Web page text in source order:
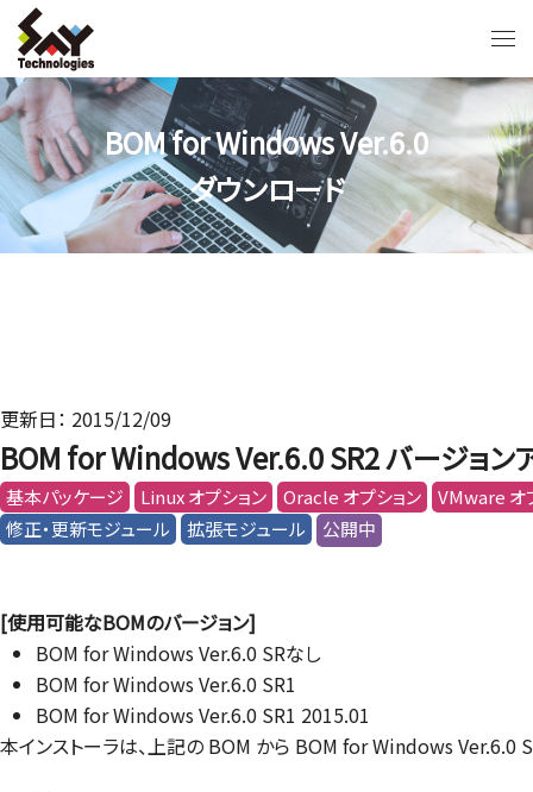
BOM for Windows Ver.6.0
ダウンロード
更新日： 2015/12/09
BOM for Windows Ver.6.0 SR2 バージョン
基本パッケージ Linux オプション Oracle オプション
VMware オ
修正・更新モジュール
拡張モジュール 公開中
[使用可能なBOMのバージョン]
BOM for Windows Ver.6.0 SRなし
BOM for Windows Ver.6.0 SR1
BOM for Windows Ver.6.0 SR1 2015.01
本インストーラは、上記の BOM から BOM for Windows Ver.6.0